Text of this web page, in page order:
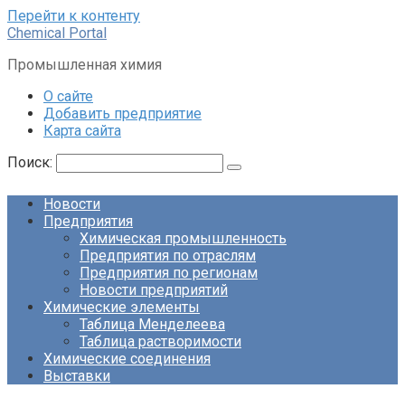
Перейти к контенту
Chemical Portal
Промышленная химия
О сайте
Добавить предприятие
Карта сайта
Поиск:
Новости
Предприятия
Химическая промышленность
Предприятия по отраслям
Предприятия по регионам
Новости предприятий
Химические элементы
Таблица Менделеева
Таблица растворимости
Химические соединения
Выставки